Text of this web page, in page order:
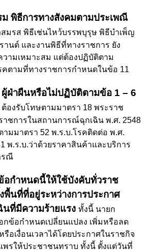
ม พิธีการทางสังคมตามประเพณี
มรส พิธีเช่นไหว้บรรพบุรุษ พิธีบำเพ็ญ
นต์ และงานพิธีที่ทางราชการ ยัง
ามเหมาะสม แต่ต้องปฏิบัติตาม
คตามที่ทางราชการกำหนดในข้อ 11
ฝ่าผืนหรือไม่ปฏิบัติตามข้อ 1 – 6
ต้องรับโทษตามมาตรา 18 พระราช
าชการในสถานการณ์ฉุกเฉิน พ.ศ. 2548
มมาตรา 52 พ.ร.บ.โรคติดต่อ พ.ศ.
พ.ร.บ.ว่าด้วยราคาสินค้าและบริการ
รณี
อกำหนดนี้ให้ใช้บังคับทั่วราช
พื้นที่ที่อยู่ระหว่างการประกาศ
ที่มีความร้ายแรง ทั้งนี้ นายก
กข้อกำหนดเปลี่ยนแปลง เพิ่มหรือลด
รือเงื่อนเวลาได้โดยประกาศในราชกิจ
พรให้ประชาชนทราบ ทั้งนี้ ตั้งแต่วันที่